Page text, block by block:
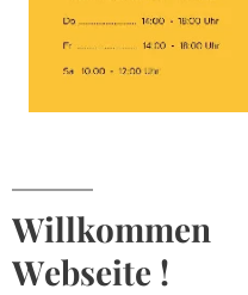
Webseite !